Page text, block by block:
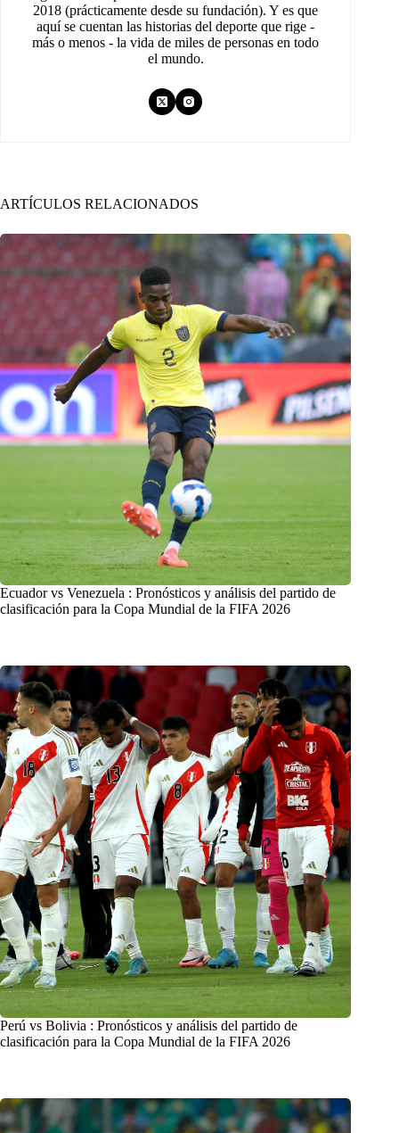
2018 (prácticamente desde su fundación). Y es que
aquí se cuentan las historias del deporte que rige -
más o menos - la vida de miles de personas en todo
el mundo.
ARTÍCULOS RELACIONADOS
Ecuador vs Venezuela : Pronósticos y análisis del partido de
clasificación para la Copa Mundial de la FIFA 2026
Perú vs Bolivia : Pronósticos y análisis del partido de
clasificación para la Copa Mundial de la FIFA 2026